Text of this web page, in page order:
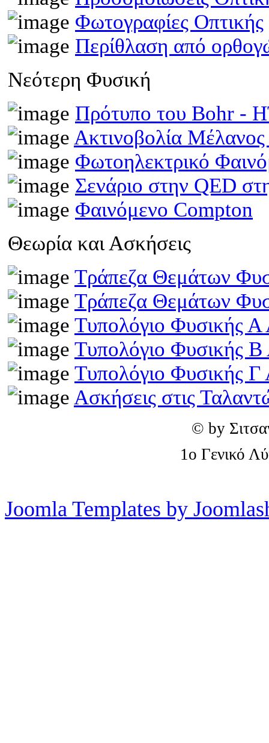
Φωτογραφίες Οπτικής
Περίθλαση από
Νεότερη Φυσική
Πρότυπο του Bohr -
Ακτινοβολία
Φωτοηλεκτρικό
Σενάριο στην QED
Φαινόμενο Compton
Θεωρία και Ασκήσεις
Τράπεζα Θεμάτων
Τράπεζα Θεμάτων
Τυπολόγιο Φυσικής Α
Τυπολόγιο Φυσικής Β
Τυπολόγιο Φυσικής Γ
Ασκήσεις στις
© by
1o Γενικό
Joomla Templates by